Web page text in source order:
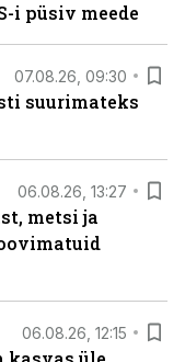
i püsiv meede
07.08.26, 09:30
suurimateks
06.08.26, 13:27
metsi ja
06.08.26, 12:15